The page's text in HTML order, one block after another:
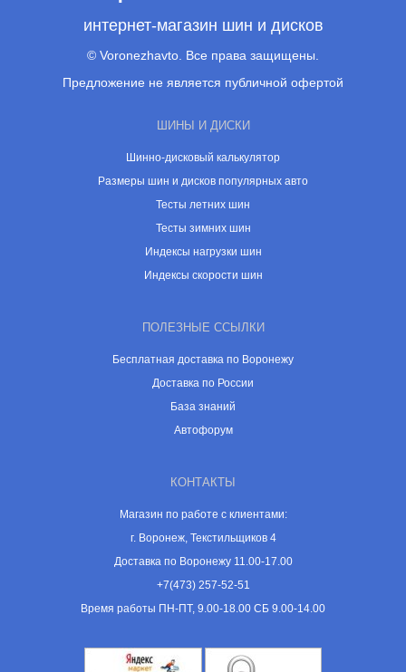
интернет-магазин шин и дисков
© Voronezhavto. Все права защищены.
Предложение не является публичной офертой
ШИНЫ И ДИСКИ
Шинно-дисковый калькулятор
Размеры шин и дисков популярных авто
Тесты летних шин
Тесты зимних шин
Индексы нагрузки шин
Индексы скорости шин
ПОЛЕЗНЫЕ ССЫЛКИ
Бесплатная доставка по Воронежу
Доставка по России
База знаний
Автофорум
КОНТАКТЫ
Магазин по работе с клиентами:
г. Воронеж, Текстильщиков 4
Доставка по Воронежу 11.00-17.00
+7(473) 257-52-51
Время работы ПН-ПТ, 9.00-18.00 СБ 9.00-14.00